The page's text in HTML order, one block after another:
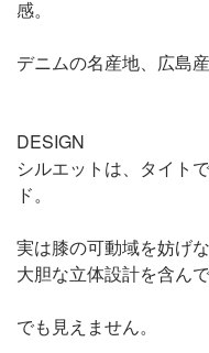
感。
デニムの名産地、広島
DESIGN
シルエットは、タイト
ド。
実は膝の可動域を妨げ
大胆な立体設計を含んで
でも見えません。